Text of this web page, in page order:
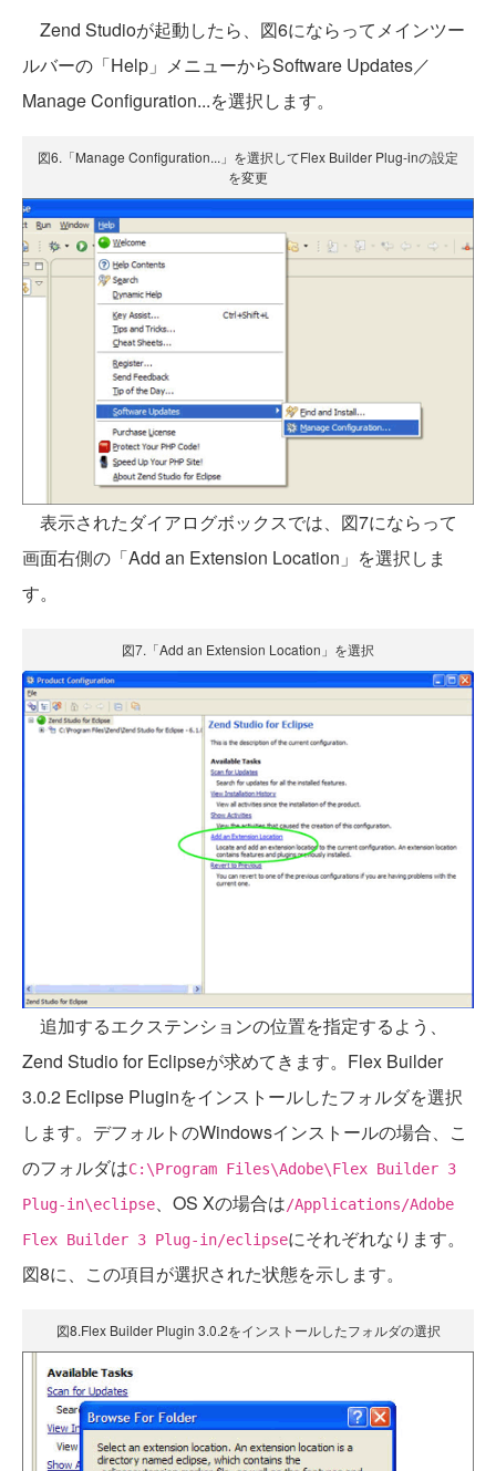
Zend Studioが起動したら、図6にならってメインツー
ルバーの「Help」メニューからSoftware Updates／
Manage Configuration...を選択します。
図6.「Manage Configuration...」を選択してFlex Builder Plug-inの設定
を変更
表示されたダイアログボックスでは、図7にならって
画面右側の「Add an Extension Location」を選択しま
す。
図7.「Add an Extension Location」を選択
追加するエクステンションの位置を指定するよう、
Zend Studio for Eclipseが求めてきます。Flex Builder
3.0.2 Eclipse Pluginをインストールしたフォルダを選択
します。デフォルトのWindowsインストールの場合、こ
のフォルダはC:\Program Files\Adobe\Flex Builder 3
Plug-in\eclipse、OS Xの場合は/Applications/Adobe
Flex Builder 3 Plug-in/eclipseにそれぞれなります。
図8に、この項目が選択された状態を示します。
図8.Flex Builder Plugin 3.0.2をインストールしたフォルダの選択